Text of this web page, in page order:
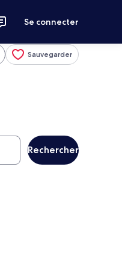
Se connecter
Sauvegarder
Rechercher